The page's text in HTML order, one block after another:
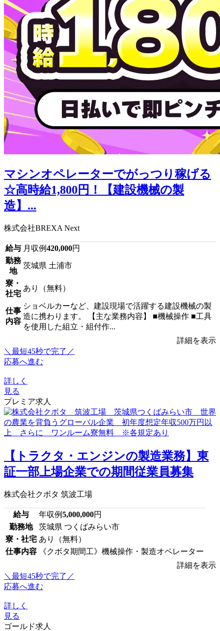
マシンオペレーターでがっつり稼げる
☆高時給1,800円！【建設機械の製
造】...
株式会社BREXA Next
給与 月収例420,000円
勤務
地
茨城県 土浦市
寮・
社宅
あり（無料）
仕事
内容
ショベルカーなど、建設現場で活躍する建設機械の製
造に携わります。 【主な業務内容】 ■機械操作 ■工具
を使用した組立・組付作...
詳細を表示
＼最短45秒で完了／
応募へ進む
詳しく
見る
プレミア求人
【トラクタ・エンジンの製造業務】東
証一部上場企業での期間従業員募集
株式会社クボタ 筑波工場
給与 年収例5,000,000円
勤務地
茨城県 つくばみらい市
寮・社宅 あり（無料）
仕事内容
《クボタ期間工》機械操作・製造オペレーター
詳細を表示
＼最短45秒で完了／
応募へ進む
詳しく
見る
ゴールド求人